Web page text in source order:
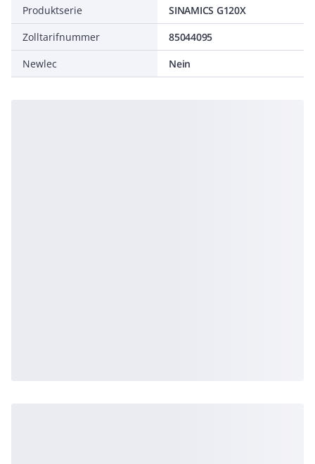
Produktserie
SINAMICS G120X
Zolltarifnummer
85044095
Newlec
Nein